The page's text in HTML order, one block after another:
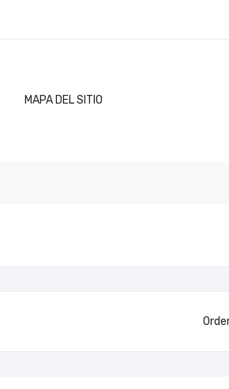
MAPA DEL SITIO